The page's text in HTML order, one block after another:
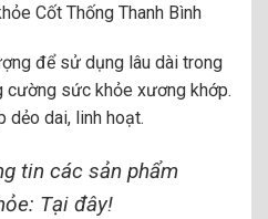
Cốt Thống Thanh Bình
để sử dụng lâu dài trong
cường sức khỏe xương khớp.
dẻo dai, linh hoạt.
tin các sản phẩm
Tại đây!